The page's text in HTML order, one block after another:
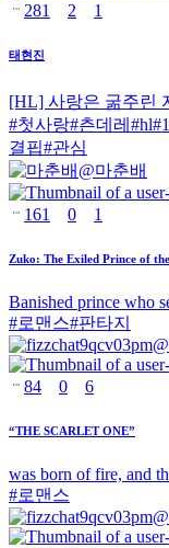
281 2 1
태현진
[HL] 사랑은 굶주린
#첫사랑#츤데레 #hl#
결핍#관심
@마춘배
161 0 1
Zuko: The Exiled Prince of
Banished prince who
#로맨스#판타지
@
84 0 6
“THE SCARLET ONE”
was born of fire, and
#로맨스
@